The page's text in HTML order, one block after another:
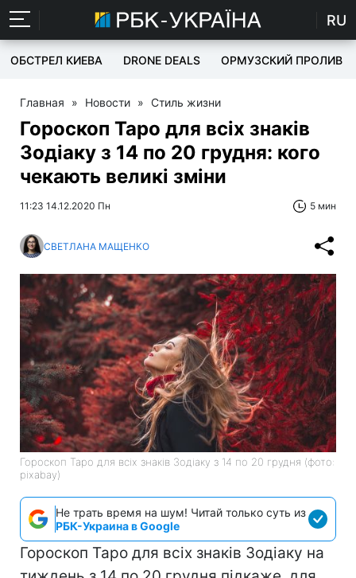
RU
ОБСТРЕЛ КИЕВА DRONE DEALS ОРМУЗСКИЙ ПРОЛИВ
Главная » Новости » Стиль жизни
Гороскоп Таро для всіх знаків
Зодіаку з 14 по 20 грудня: кого
чекають великі зміни
11:23 14.12.2020 Пн 5 мин
СВЕТЛАНА МАЩЕНКО
Гороскоп Таро для всіх знаків Зодіаку з 14 по 20 грудня (фото:
pixabay)
Не трать время на шум! Читай только суть из
РБК-Украина в Google
Гороскоп Таро для всіх знаків Зодіаку на